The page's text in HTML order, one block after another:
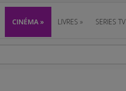
CINÉMA » LIVRES » SERIES TV